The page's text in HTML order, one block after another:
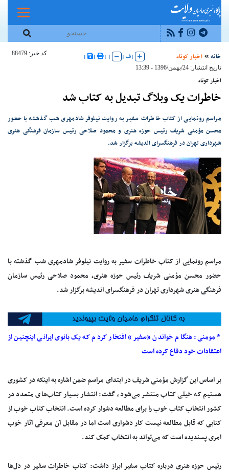
خانه اخبار کوتاه |ف |
|
|
|
|
کد خبر: 88479
تاریخ انتشار: 24/بهمن/1396 - 13:39
اخبار کوتاه
خاطرات یک‌ وبلاگ تبدیل به کتاب شد
مراسم رونمایی از کتاب خاطرات سفیر به روایت نیلوفر شادمهری شب گذشته با حضور
محسن مؤمنی شریف رئیس حوزه هنری و محمود صلاحی رئیس سازمان فرهنگی هنری
شهرداری تهران در فرهنگسرای اندیشه برگزار شد.
مراسم رونمایی از کتاب خاطرات سفیر به روایت نیلوفر شادمهری شب گذشته با
حضور محسن مؤمنی شریف رئیس حوزه هنری، محمود صلاحی رئیس سازمان
فرهنگی هنری شهرداری تهران در فرهنگسرای اندیشه برگزار شد.
* مومنی: هنگام خواندن «سفیر» افتخار کردم که یک بانوی ایرانی اینچنین از
اعتقادات خود دفاع کرده است
بر اساس این گزارش مؤمنی شریف در ابتدای مراسم ضمن اشاره به اینکه در کشوری
هستیم که خیلی کتاب منتشر می‌شود، گفت: انتشار بسیار کتاب‌های متعدد در
کشور انتخاب کتاب خوب را برای مطالعه دشوار کرده است. انتخاب کتاب خوب از
کتابی که قابل مطالعه نیست کار دشواری است اما در مقابل آن معرفی آثار خوب
امری پسندیده است که می‌تواند به انتخاب کمک کند.
رئیس حوزه هنری درباره کتاب سفیر ابراز داشت: کتاب خاطرات سفیر در دل‌ها